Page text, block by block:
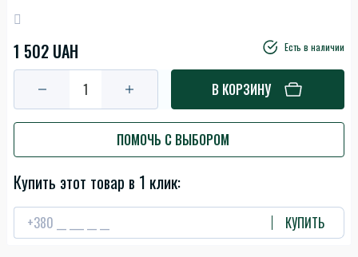
1 502 UAH Есть в наличии
В КОРЗИНУ
ПОМОЧЬ С ВЫБОРОМ
Купить этот товар в 1 клик:
КУПИТЬ